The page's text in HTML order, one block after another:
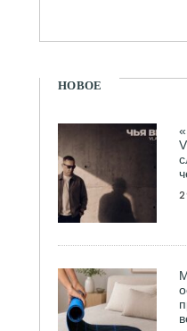
НОВОЕ